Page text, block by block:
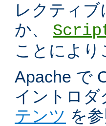
レクティ
か、
ことによ
Apache で
イントロダ
テンツ を